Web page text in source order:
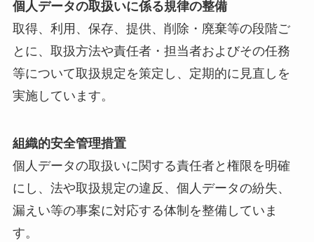
個人データの取扱いに係る規律の整備
取得、利用、保存、提供、削除・廃棄等の段階ご
とに、取扱方法や責任者・担当者およびその任務
等について取扱規定を策定し、定期的に見直しを
実施しています。
組織的安全管理措置
個人データの取扱いに関する責任者と権限を明確
にし、法や取扱規定の違反、個人データの紛失、
漏えい等の事案に対応する体制を整備していま
す。